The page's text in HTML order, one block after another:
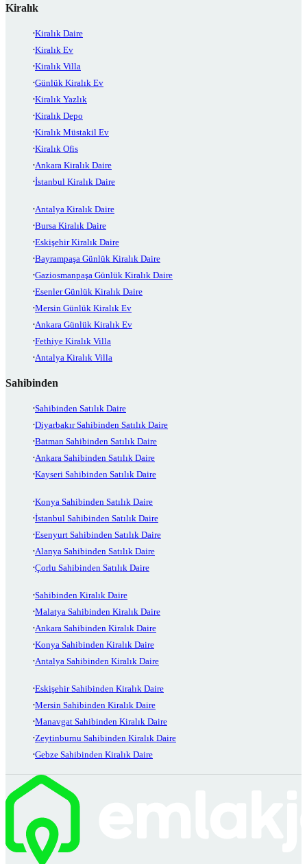
Kiralık
Kiralık Daire
Kiralık Ev
Kiralık Villa
Günlük Kiralık Ev
Kiralık Yazlık
Kiralık Depo
Kiralık Müstakil Ev
Kiralık Ofis
Ankara Kiralık Daire
İstanbul Kiralık Daire
Antalya Kiralık Daire
Bursa Kiralık Daire
Eskişehir Kiralık Daire
Bayrampaşa Günlük Kiralık Daire
Gaziosmanpaşa Günlük Kiralık Daire
Esenler Günlük Kiralık Daire
Mersin Günlük Kiralık Ev
Ankara Günlük Kiralık Ev
Fethiye Kiralık Villa
Antalya Kiralık Villa
Sahibinden
Sahibinden Satılık Daire
Diyarbakır Sahibinden Satılık Daire
Batman Sahibinden Satılık Daire
Ankara Sahibinden Satılık Daire
Kayseri Sahibinden Satılık Daire
Konya Sahibinden Satılık Daire
İstanbul Sahibinden Satılık Daire
Esenyurt Sahibinden Satılık Daire
Alanya Sahibinden Satılık Daire
Çorlu Sahibinden Satılık Daire
Sahibinden Kiralık Daire
Malatya Sahibinden Kiralık Daire
Ankara Sahibinden Kiralık Daire
Konya Sahibinden Kiralık Daire
Antalya Sahibinden Kiralık Daire
Eskişehir Sahibinden Kiralık Daire
Mersin Sahibinden Kiralık Daire
Manavgat Sahibinden Kiralık Daire
Zeytinburnu Sahibinden Kiralık Daire
Gebze Sahibinden Kiralık Daire